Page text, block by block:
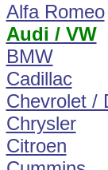
Alfa Romeo
Audi / VW
BMW
Cadillac
Chevrolet /
Chrysler
Citroen